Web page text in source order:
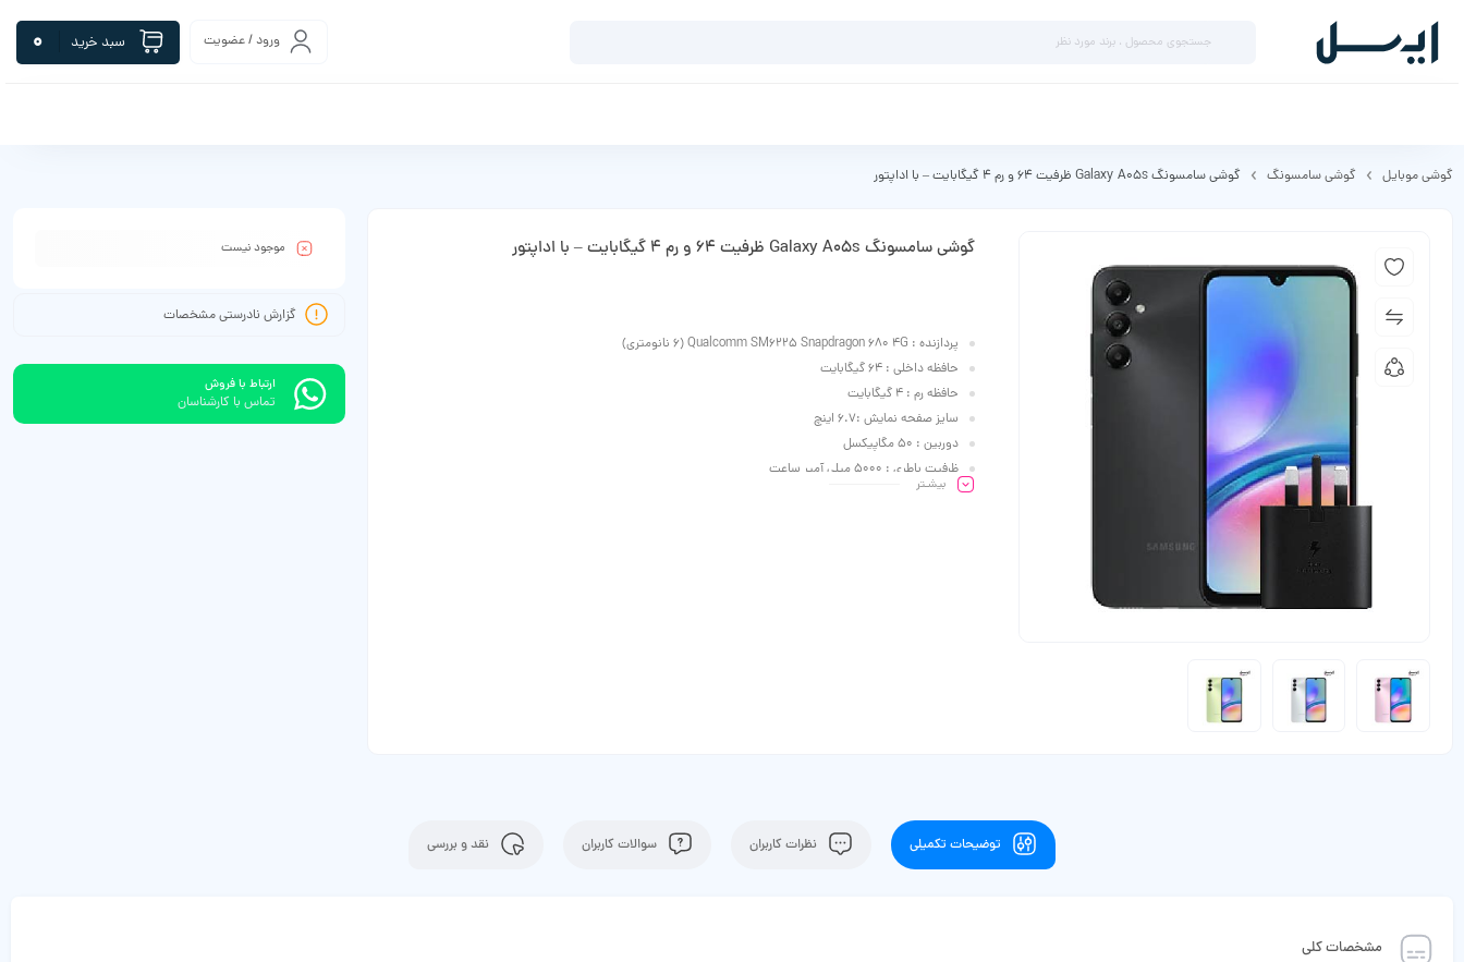
ورود / عضویت سبد خرید 0
گوشی موبایل گوشی سامسونگ گوشی سامسونگ Galaxy A05s ظرفیت 64 و رم 4 گیگابایت – با اداپتور
گوشی سامسونگ Galaxy A05s ظرفیت 64 و رم 4 گیگابایت – با اداپتور
پردازنده : Qualcomm SM6225 Snapdragon 680 4G (6 نانومتری)
حافظه داخلی : 64 گیگابایت
حافظه رم : 4 گیگابایت
سایز صفحه نمایش :6.7 اینچ
دوربین : 50 مگاپیکسل
ظرفیت باطری : 5000 میلی آمپر ساعت
بیشـتر
موجود نیست
گزارش نادرستی مشخصات
ارتباط با فروش
تماس با کارشناسان
توضیحات تکمیلی نظرات کاربران سوالات کاربران نقد و بررسی
مشخصات کلی